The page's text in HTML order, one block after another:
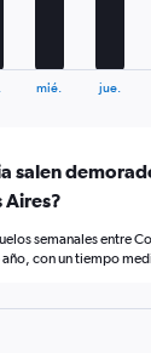
mié. jue.
salen
Aires?
semanales entre
con un tiempo